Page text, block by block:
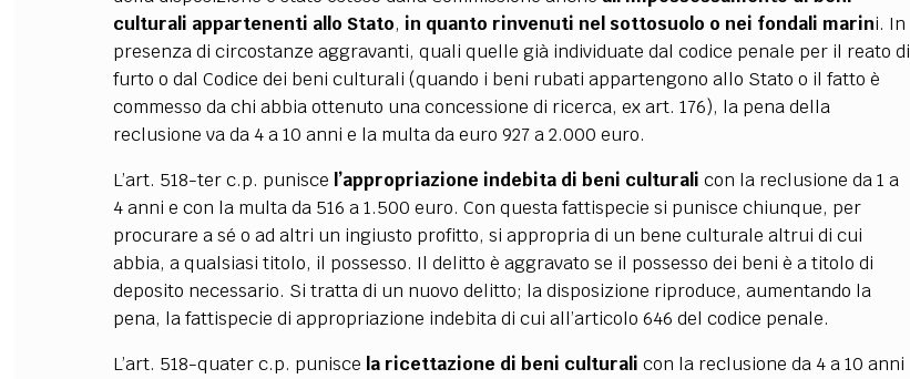
culturali appartenenti allo Stato, in quanto rinvenuti nel sottosuolo o nei fondali marini. In
presenza di circostanze aggravanti, quali quelle già individuate dal codice penale per il reato di
furto o dal Codice dei beni culturali (quando i beni rubati appartengono allo Stato o il fatto è
commesso da chi abbia ottenuto una concessione di ricerca, ex art. 176), la pena della
reclusione va da 4 a 10 anni e la multa da euro 927 a 2.000 euro.
L’art. 518-ter c.p. punisce l’appropriazione indebita di beni culturali con la reclusione da 1 a
4 anni e con la multa da 516 a 1.500 euro. Con questa fattispecie si punisce chiunque, per
procurare a sé o ad altri un ingiusto profitto, si appropria di un bene culturale altrui di cui
abbia, a qualsiasi titolo, il possesso. Il delitto è aggravato se il possesso dei beni è a titolo di
deposito necessario. Si tratta di un nuovo delitto; la disposizione riproduce, aumentando la
pena, la fattispecie di appropriazione indebita di cui all’articolo 646 del codice penale.
L’art. 518-quater c.p. punisce la ricettazione di beni culturali con la reclusione da 4 a 10 anni